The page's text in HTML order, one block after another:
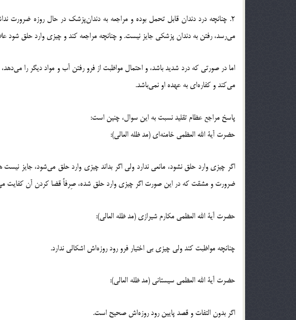
2. چنانچه درد دندان قابل تحمل بوده و مراجعه به دندان‌پزشک در حال روزه ضرورت
می‌رسد، رفتن به دندان پزشکی جایز نیست. و چنانچه مراجعه کند و چیزی وارد حلق شود
اما در صورتی که درد شدید باشد، و احتمال مواظبت از فرو رفتن آب و مواد دیگر را
مى‌کند و کفاره‌اى به عهده او نمی‌باشد.
پاسخ مراجع عظام تقلید نسبت به این سوال، چنین است:
حضرت آیة الله العظمی خامنه‌ای (مد ظله العالی):
اگر چیزى وارد حلق نشود، مانعی ندارد ولى اگر بداند چیزى وارد حلق می‌شود، جایز
ضرورت و مشقت که در این‌ صورت اگر چیزى وارد حلق شده، صِرفاً قضا کردن آن کفایت
حضرت آیة الله العظمی مکارم شیرازی (مد ظله العالی):
چنانچه مواظبت کند ولی چیزی بی اختیار فرو رود روزه‌اش اشکالی ندارد.
حضرت آیة الله العظمی سیستانی (مد ظله العالی):
اگر بدون التفات و قصد پایین رود روزه‌اش صحیح است.